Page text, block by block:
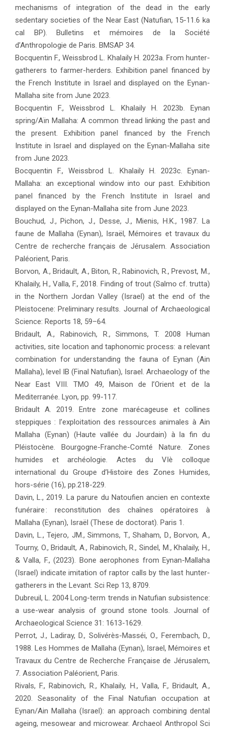
mechanisms of integration of the dead in the early
sedentary societies of the Near East (Natufian, 15-11.6 ka
cal BP). Bulletins et mémoires de la Société
d’Anthropologie de Paris. BMSAP 34.
Bocquentin F., Weissbrod L. Khalaily H. 2023a. From hunter-
gatherers to farmer-herders. Exhibition panel financed by
the French Institute in Israel and displayed on the Eynan-
Mallaha site from June 2023.
Bocquentin F., Weissbrod L. Khalaily H. 2023b. Eynan
spring/Aïn Mallaha: A common thread linking the past and
the present. Exhibition panel financed by the French
Institute in Israel and displayed on the Eynan-Mallaha site
from June 2023.
Bocquentin F., Weissbrod L. Khalaily H. 2023c. Eynan-
Mallaha: an exceptional window into our past. Exhibition
panel financed by the French Institute in Israel and
displayed on the Eynan-Mallaha site from June 2023.
Bouchud, J., Pichon, J., Desse, J., Mienis, H.K., 1987. La
faune de Mallaha (Eynan), Israël, Mémoires et travaux du
Centre de recherche français de Jérusalem. Association
Paléorient, Paris.
Borvon, A., Bridault, A., Biton, R., Rabinovich, R., Prevost, M.,
Khalaily, H., Valla, F., 2018. Finding of trout (Salmo cf. trutta)
in the Northern Jordan Valley (Israel) at the end of the
Pleistocene: Preliminary results. Journal of Archaeological
Science: Reports 18, 59–64.
Bridault, A., Rabinovich, R., Simmons, T. 2008 Human
activities, site location and taphonomic process: a relevant
combination for understanding the fauna of Eynan (Ain
Mallaha), level IB (Final Natufian), Israel. Archaeology of the
Near East VIII. TMO 49, Maison de l’Orient et de la
Mediterranée. Lyon, pp. 99-117.
Bridault A. 2019. Entre zone marécageuse et collines
steppiques : l’exploitation des ressources animales à Ain
Mallaha (Eynan) (Haute vallée du Jourdain) à la fin du
Pléistocène. Bourgogne-Franche-Comté Nature. Zones
humides et archéologie. Actes du VIè colloque
international du Groupe d’Histoire des Zones Humides,
hors-série (16), pp.218-229.
Davin, L., 2019. La parure du Natoufien ancien en contexte
funéraire : reconstitution des chaînes opératoires à
Mallaha (Eynan), Israël (These de doctorat). Paris 1.
Davin, L., Tejero, JM., Simmons, T., Shaham, D., Borvon, A.,
Tourny, O., Bridault, A., Rabinovich, R., Sindel, M., Khalaily, H.,
& Valla, F., (2023). Bone aerophones from Eynan-Mallaha
(Israel) indicate imitation of raptor calls by the last hunter-
gatherers in the Levant. Sci Rep 13, 8709.
Dubreuil, L. 2004 Long-term trends in Natufian subsistence:
a use-wear analysis of ground stone tools. Journal of
Archaeological Science 31: 1613-1629.
Perrot, J., Ladiray, D., Solivérès-Masséi, O., Ferembach, D.,
1988. Les Hommes de Mallaha (Eynan), Israel, Mémoires et
Travaux du Centre de Recherche Française de Jérusalem,
7. Association Paléorient, Paris.
Rivals, F., Rabinovich, R., Khalaily, H., Valla, F., Bridault, A.,
2020. Seasonality of the Final Natufian occupation at
Eynan/Ain Mallaha (Israel): an approach combining dental
ageing, mesowear and microwear. Archaeol Anthropol Sci